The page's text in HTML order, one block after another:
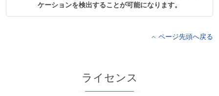
ケーションを検出することが可能になります。
ページ先頭へ戻る
ライセンス